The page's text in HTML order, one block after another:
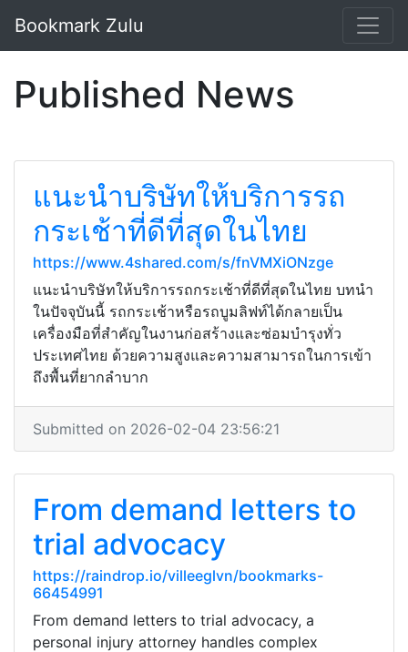
Bookmark Zulu
Published News
แนะนำบริษัทให้บริการรถ
กระเช้าที่ดีที่สุดในไทย
https://www.4shared.com/s/fnVMXiONzge
แนะนำบริษัทให้บริการรถกระเช้าที่ดีที่สุดในไทย บทนำ
ในปัจจุบันนี้ รถกระเช้าหรือรถบูมลิฟท์ได้กลายเป็น
เครื่องมือที่สำคัญในงานก่อสร้างและซ่อมบำรุงทั่ว
ประเทศไทย ด้วยความสูงและความสามารถในการเข้า
ถึงพื้นที่ยากลำบาก
Submitted on 2026-02-04 23:56:21
From demand letters to
trial advocacy
https://raindrop.io/villeeglvn/bookmarks-
66454991
From demand letters to trial advocacy, a
personal injury attorney handles complex